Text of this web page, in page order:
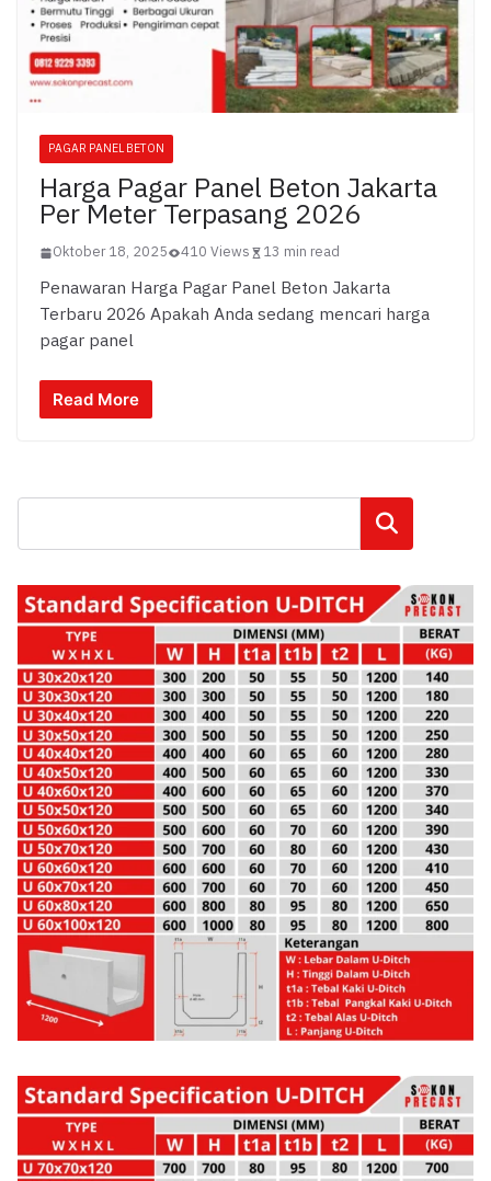
PAGAR PANEL BETON
Harga Pagar Panel Beton Jakarta
Per Meter Terpasang 2026
Oktober 18, 2025 410 Views 13 min read
Penawaran Harga Pagar Panel Beton Jakarta
Terbaru 2026 Apakah Anda sedang mencari harga
pagar panel
Read More
Cari